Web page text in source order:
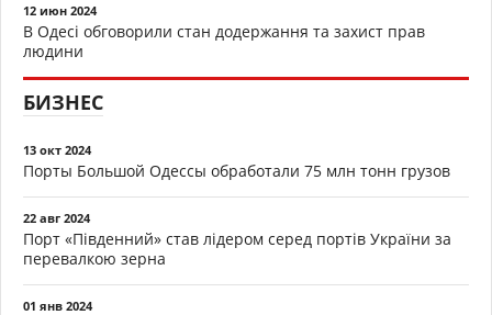
12 июн 2024
В Одесі обговорили стан додержання та захист прав
людини
БИЗНЕС
13 окт 2024
Порты Большой Одессы обработали 75 млн тонн грузов
22 авг 2024
Порт «Південний» став лідером серед портів України за
перевалкою зерна
01 янв 2024